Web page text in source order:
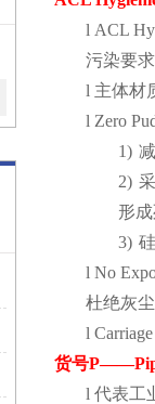
l ACL
污染要
l 主体材
l Zero
1)
2)
形
3)
l No
杜绝灰
l
货号P——
l 代表工